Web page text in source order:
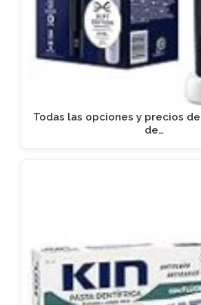
Todas las opciones y precios
de…